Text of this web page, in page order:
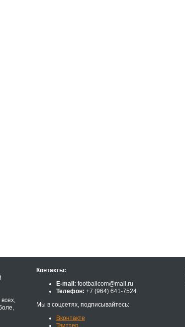
Контакты:
E-mail: footballcom@mail.ru
Телефон: +7 (964) 641-7524
Мы в соцсетях, подписывайтесь:
Вконтакте